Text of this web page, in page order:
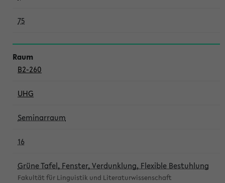
75
B2-260
UHG
Seminarraum
16
Grüne Tafel, Fenster, Verdunklung, Flexible Bestuhlung
Fakultät für Linguistik und Literaturwissenschaft